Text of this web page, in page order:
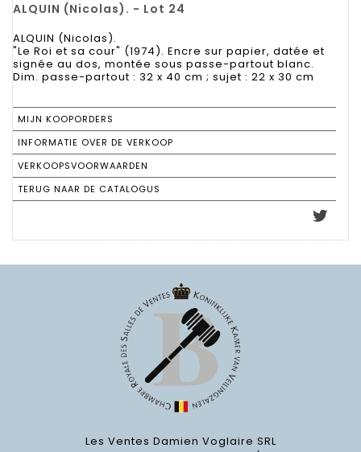
ALQUIN (Nicolas). - Lot 24
ALQUIN (Nicolas).
"Le Roi et sa cour" (1974). Encre sur papier, datée et
signée au dos, montée sous passe-partout blanc.
Dim. passe-partout : 32 x 40 cm ; sujet : 22 x 30 cm
MIJN KOOPORDERS
INFORMATIE OVER DE VERKOOP
VERKOOPSVOORWAARDEN
TERUG NAAR DE CATALOGUS
Les Ventes Damien Voglaire SRL